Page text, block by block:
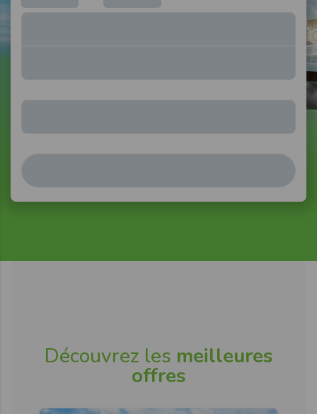
Découvrez les meilleures
offres